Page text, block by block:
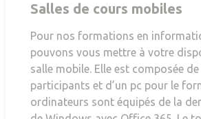
Salles de cours mobiles
Pour nos formations en
pouvons vous mettre à votre
salle mobile. Elle est composée
participants et d’un pc pour le
ordinateurs sont équipés de la